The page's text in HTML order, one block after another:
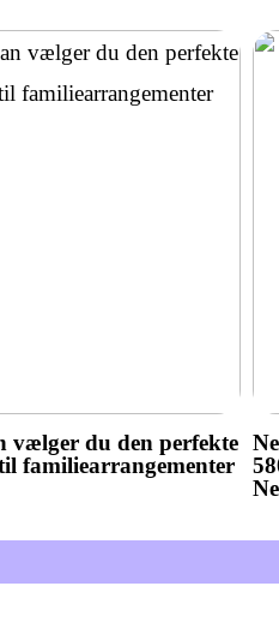
vælger du den perfekte
familiearrangementer